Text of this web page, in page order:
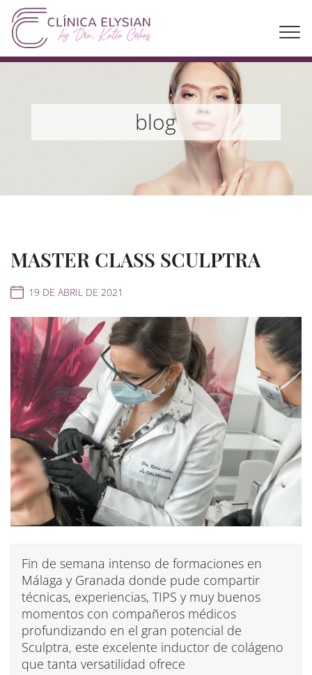
blog
MASTER CLASS SCULPTRA
19 DE ABRIL DE 2021
Fin de semana intenso de formaciones en
Málaga y Granada donde pude compartir
técnicas, experiencias, TIPS y muy buenos
momentos con compañeros médicos
profundizando en el gran potencial de
Sculptra, este excelente inductor de colágeno
que tanta versatilidad ofrece